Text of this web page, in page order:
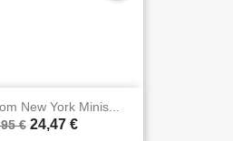
New York Minis...
€ 24,47 €